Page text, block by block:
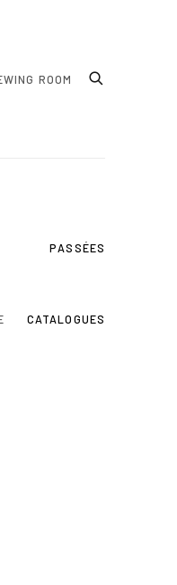
ROOM
PASSÉES
CATALOGUES